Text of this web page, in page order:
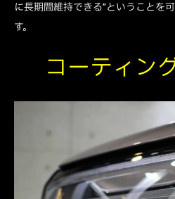
に長期間維持できる”ということを
す。
コーティン